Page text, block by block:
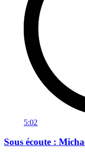
5:02
Sous écoute :